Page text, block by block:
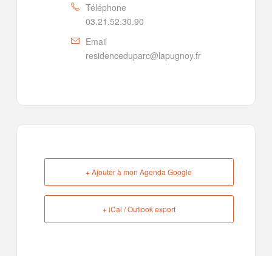
Téléphone
03.21.52.30.90
Email
residenceduparc@lapugnoy.fr
+ Ajouter à mon Agenda Google
+ iCal / Outlook export